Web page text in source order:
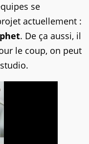
se
actuellement :
. De ça aussi, il
le coup, on peut